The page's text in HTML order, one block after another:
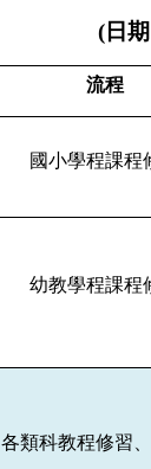
( 日期
流程
國小學程課程
幼教學程課程
各類科教程修習